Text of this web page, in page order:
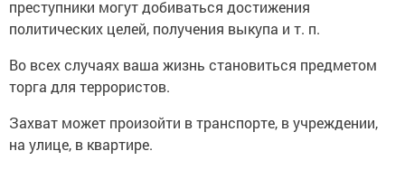
преступники могут добиваться достижения
политических целей, получения выкупа и т. п.
Во всех случаях ваша жизнь становиться предметом
торга для террористов.
Захват может произойти в транспорте, в учреждении,
на улице, в квартире.